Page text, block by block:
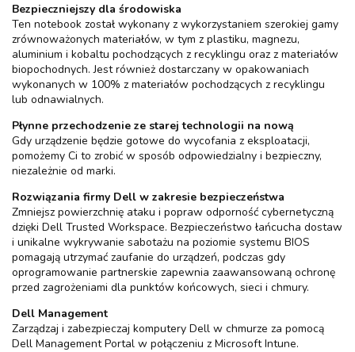
Bezpieczniejszy dla środowiska
Ten notebook został wykonany z wykorzystaniem szerokiej gamy
zrównoważonych materiałów, w tym z plastiku, magnezu,
aluminium i kobaltu pochodzących z recyklingu oraz z materiałów
biopochodnych. Jest również dostarczany w opakowaniach
wykonanych w 100% z materiałów pochodzących z recyklingu
lub odnawialnych.
Płynne przechodzenie ze starej technologii na nową
Gdy urządzenie będzie gotowe do wycofania z eksploatacji,
pomożemy Ci to zrobić w sposób odpowiedzialny i bezpieczny,
niezależnie od marki.
Rozwiązania firmy Dell w zakresie bezpieczeństwa
Zmniejsz powierzchnię ataku i popraw odporność cybernetyczną
dzięki Dell Trusted Workspace. Bezpieczeństwo łańcucha dostaw
i unikalne wykrywanie sabotażu na poziomie systemu BIOS
pomagają utrzymać zaufanie do urządzeń, podczas gdy
oprogramowanie partnerskie zapewnia zaawansowaną ochronę
przed zagrożeniami dla punktów końcowych, sieci i chmury.
Dell Management
Zarządzaj i zabezpieczaj komputery Dell w chmurze za pomocą
Dell Management Portal w połączeniu z Microsoft Intune.